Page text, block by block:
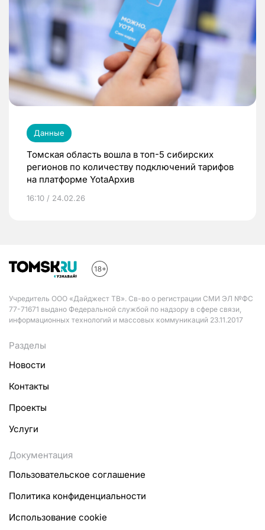
Данные
Томская область вошла в топ-5 сибирских
регионов по количеству подключений тарифов
на платформе YotaАрхив
16:10 / 24.02.26
Учредитель ООО «Дайджест ТВ». Св-во о регистрации СМИ ЭЛ №ФС
77-71671 выдано Федеральной службой по надзору в сфере связи,
информационных технологий и массовых коммуникаций 23.11.2017
Разделы
Новости
Контакты
Проекты
Услуги
Документация
Пользовательское соглашение
Политика конфиденциальности
Использование cookie